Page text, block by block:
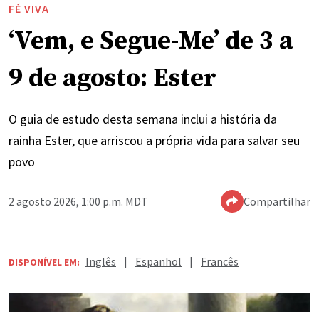
FÉ VIVA
‘Vem, e Segue-Me’ de 3 a
9 de agosto: Ester
O guia de estudo desta semana inclui a história da
rainha Ester, que arriscou a própria vida para salvar seu
povo
2 agosto 2026, 1:00 p.m. MDT Compartilhar
DISPONÍVEL EM: Inglês | Espanhol | Francês